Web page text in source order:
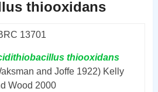
thiooxidans
13701
thiooxidans
and Joffe 1922) Kelly
Wood 2000